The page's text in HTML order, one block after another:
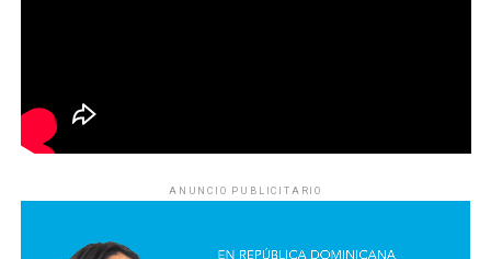
ANUNCIO PUBLICITARIO